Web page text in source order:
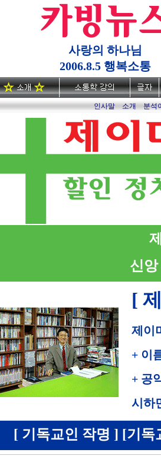
사랑의 하나님
2006.8.5 행복소통
인사말 소개 분석
신
[
제이
+ 이
+ 공
시하
[ 기독교인 작명 ] [기독